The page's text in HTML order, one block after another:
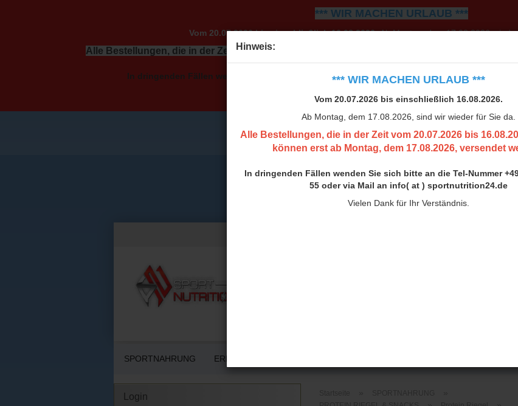
Hinweis:
*** WIR MACHEN URLAUB ***
Vom 20.07.2026 bis einschließlich 16.08.2026.
Ab Montag, dem 17.08.2026, sind wir wieder für Sie da.
Alle Bestellungen, die in der Zeit vom 20.07.2026 bis
können erst ab Montag, dem 17.08.2026, versendet
In dringenden Fällen wenden Sie sich bitte an die Tel-Nummer
55 oder via Mail an info( at ) sportnutrition24.de
Vielen Dank für Ihr Verständnis.
*** WIR MACHEN URLAUB ***
Vom 20.07.2026 bis einschließlich 16.08.2026.Ab Montag, dem 17.08.2026, sind
Alle Bestellungen, die in der Zeit vom 20.07.2026 bis 16.08.2026 eingehen, können erst ab
In dringenden Fällen wenden Sie sich bitte an die Tel-Nummer +49 176 38 00 33 55 oder via
SPORTNAHRUNG ERNÄHRUNG & FOOD
Login